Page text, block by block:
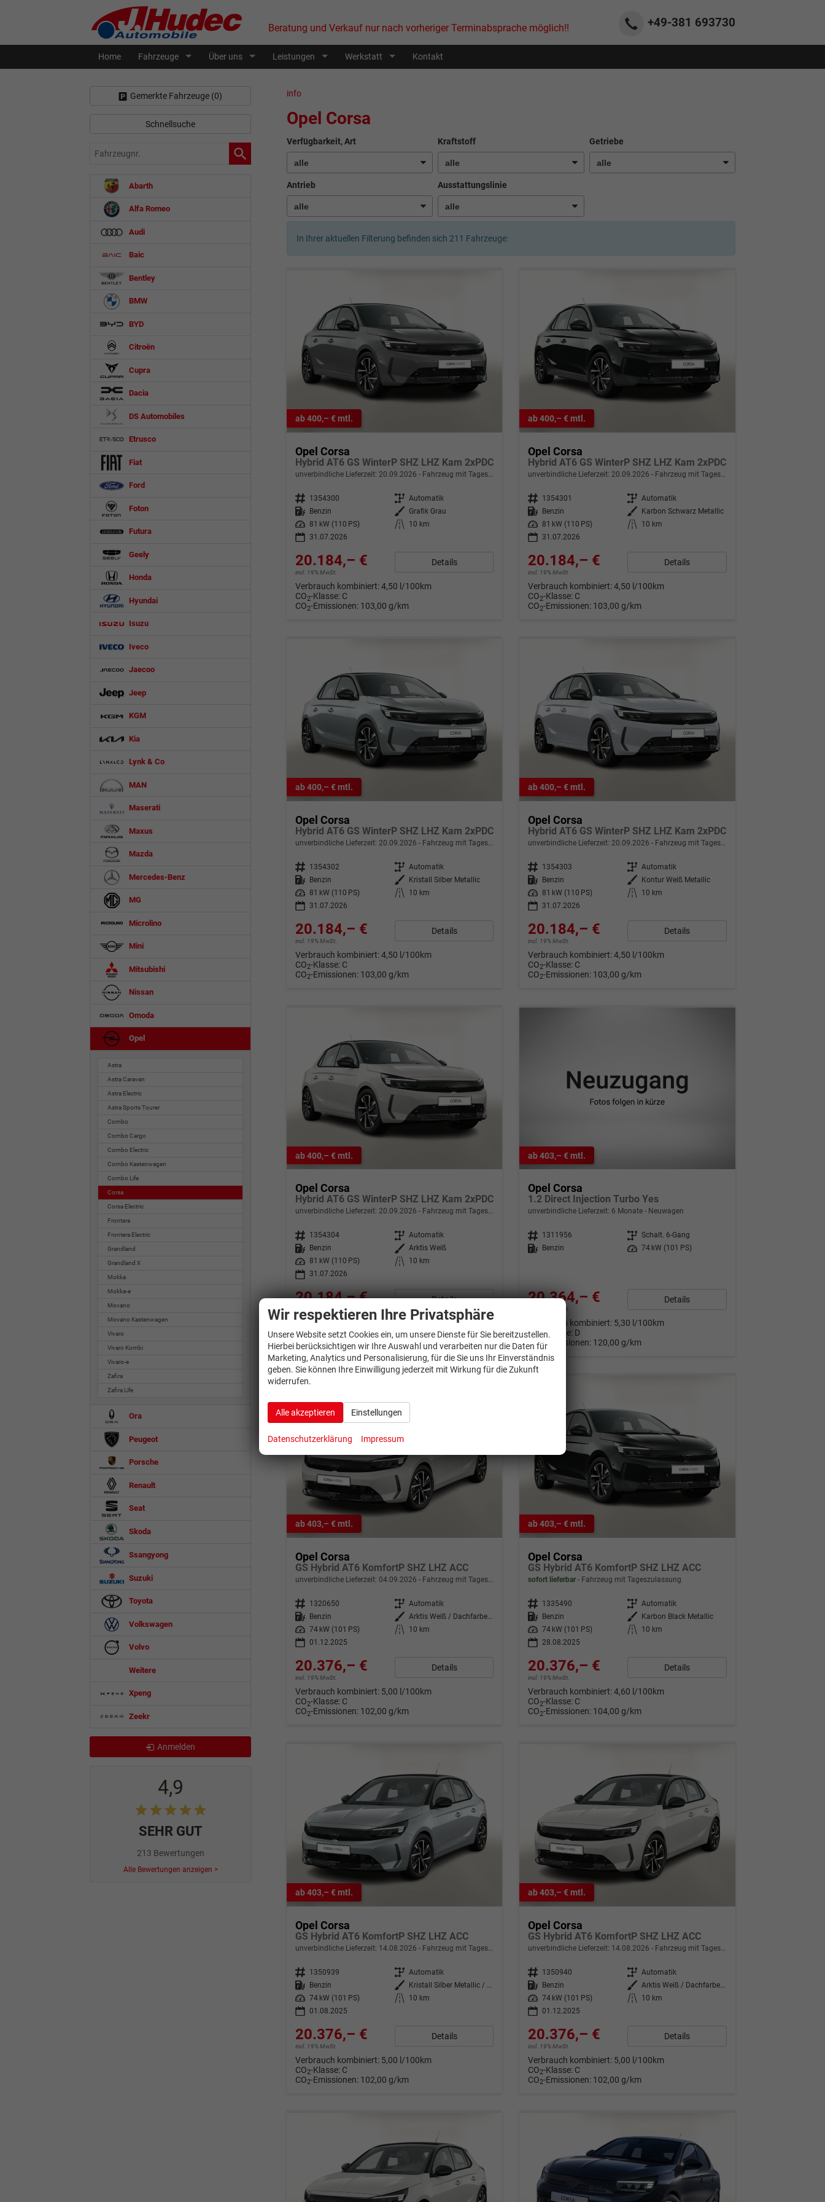
+49-381 693730
Beratung und Verkauf nur nach vorheriger Terminabsprache möglich!!
Home Fahrzeuge Über uns Leistungen Werkstatt Kontakt
info
Opel Corsa
Verfügbarkeit, Art Kraftstoff Getriebe
Antrieb Ausstattungslinie
In Ihrer aktuellen Filterung befinden sich 211 Fahrzeuge:
ab 400,– € mtl.
Opel Corsa
Hybrid AT6 GS WinterP SHZ LHZ Kam 2xPDC
unverbindliche Lieferzeit: 20.09.2026 Fahrzeug mit Tageszulassung
Fahrzeugnr. 1354300 Getriebe Automatik
Kraftstoff
Benzin Außenfarbe
Grafik Grau
Leistung
81 kW (110 PS) Kilometerstand
10 km
31.07.2026
20.184,– €
incl. 19% MwSt.
Details
Verbrauch kombiniert:4,50 l/100km
CO2-Klasse: C
CO2-Emissionen: 103,00 g/km
ab 400,– € mtl.
Opel Corsa
Hybrid AT6 GS WinterP SHZ LHZ Kam 2xPDC
unverbindliche Lieferzeit: 20.09.2026 Fahrzeug mit Tageszulassung
Fahrzeugnr. 1354301 Getriebe Automatik
Kraftstoff
Benzin Außenfarbe
Karbon Schwarz Metallic
Leistung
81 kW (110 PS) Kilometerstand
10 km
31.07.2026
20.184,– €
incl. 19% MwSt.
Details
Verbrauch kombiniert:4,50 l/100km
CO2-Klasse: C
CO2-Emissionen: 103,00 g/km
ab 400,– € mtl.
Opel Corsa
Hybrid AT6 GS WinterP SHZ LHZ Kam 2xPDC
unverbindliche Lieferzeit: 20.09.2026 Fahrzeug mit Tageszulassung
Fahrzeugnr. 1354302 Getriebe Automatik
Kraftstoff Benzin Außenfarbe
Kristall Silber Metallic
Leistung
81 kW (110 PS) Kilometerstand
10 km
31.07.2026
20.184,– €
incl. 19% MwSt.
Details
Verbrauch kombiniert:4,50 l/100km
CO2-Klasse: C
CO2-Emissionen: 103,00 g/km
ab 400,– € mtl.
Opel Corsa
Hybrid AT6 GS WinterP SHZ LHZ Kam 2xPDC
unverbindliche Lieferzeit: 20.09.2026 Fahrzeug mit Tageszulassung
Fahrzeugnr. 1354303 Getriebe Automatik
Kraftstoff Benzin Außenfarbe
Kontur Weiß Metallic
Leistung
81 kW (110 PS) Kilometerstand
10 km
31.07.2026
20.184,– €
incl. 19% MwSt.
Details
Verbrauch kombiniert:4,50 l/100km
CO2-Klasse: C
CO2-Emissionen: 103,00 g/km
ab 400,– € mtl.
Opel Corsa
Hybrid AT6 GS WinterP SHZ LHZ Kam 2xPDC
unverbindliche Lieferzeit: 20.09.2026 Fahrzeug mit Tageszulassung
Fahrzeugnr. 1354304 Getriebe Automatik
Kraftstoff
Benzin Außenfarbe Arktis Weiß
Leistung
81 kW (110 PS) Kilometerstand
10 km
31.07.2026
20.184,– €
incl. 19% MwSt.
Details
Verbrauch kombiniert: 4,50 l/100km
CO2-Klasse:C
CO2-Emissionen:103,00 g/km
ab 403,– € mtl.
Opel Corsa
1.2 Direct Injection Turbo Yes
unverbindliche Lieferzeit: 6 Monate Neuwagen
Fahrzeugnr. 1311956 Getriebe Schalt. 6-Gang
Kraftstoff
Benzin Leistung 74 kW (101 PS)
20.364,– €
incl. 19% MwSt.
Details
Verbrauch kombiniert: 5,30 l/100km
CO2-Klasse: D
CO2-Emissionen: 120,00 g/km
ab 403,– € mtl.
Opel Corsa
GS Hybrid AT6 KomfortP SHZ LHZ ACC
unverbindliche Lieferzeit: 04.09.2026 Fahrzeug mit Tageszulassung
Fahrzeugnr. 1320650 Getriebe Automatik
Kraftstoff
Benzin Außenfarbe
Arktis Weiß / Dachfarbe schwarz
Leistung
74 kW (101 PS) Kilometerstand
10 km
01.12.2025
20.376,– €
incl. 19% MwSt.
Details
Verbrauch kombiniert: 5,00 l/100km
CO2-Klasse: C
CO2-Emissionen: 102,00 g/km
ab 403,– € mtl.
Opel Corsa
GS Hybrid AT6 KomfortP SHZ LHZ ACC
sofort lieferbar Fahrzeug mit Tageszulassung
Fahrzeugnr. 1335490 Getriebe Automatik
Kraftstoff
Benzin Außenfarbe
Karbon Black Metallic
Leistung
74 kW (101 PS) Kilometerstand
10 km
28.08.2025
20.376,– €
incl. 19% MwSt.
Details
Verbrauch kombiniert:4,60 l/100km
CO2-Klasse: C
CO2-Emissionen: 104,00 g/km
ab 403,– € mtl.
Opel Corsa
GS Hybrid AT6 KomfortP SHZ LHZ ACC
unverbindliche Lieferzeit: 14.08.2026 Fahrzeug mit Tageszulassung
Fahrzeugnr. 1350939 Getriebe Automatik
Kraftstoff Benzin Außenfarbe
Leistung
74 kW (101 PS) Kilometerstand
10 km
01.08.2025
20.376,– €
incl. 19% MwSt.
Details
Verbrauch kombiniert: 5,00 l/100km
CO2-Klasse: C
CO2-Emissionen: 102,00 g/km
ab 403,– € mtl.
Opel Corsa
GS Hybrid AT6 KomfortP SHZ LHZ ACC
unverbindliche Lieferzeit: 14.08.2026 Fahrzeug mit Tageszulassung
Fahrzeugnr. 1350940 Getriebe Automatik
Kraftstoff Benzin Außenfarbe
Leistung
74 kW (101 PS) Kilometerstand
10 km
01.12.2025
20.376,– €
incl. 19% MwSt.
Details
Verbrauch kombiniert: 5,00 l/100km
CO2-Klasse: C
CO2-Emissionen: 102,00 g/km
Gemerkte Fahrzeuge (0)
Schnellsuche
Fahrzeugnr.
Abarth
Alfa Romeo
Audi
Baic
Bentley
BMW
BYD
Citroën
Cupra
Dacia
DS Automobiles
Etrusco
Fiat
Ford
Foton
Futura
Geely
Honda
Hyundai
Isuzu
Iveco
Jaecoo
Jeep
KGM
Kia
Lynk & Co
MAN
Maserati
Maxus
Mazda
Mercedes-Benz
MG
Microlino
Mini
Mitsubishi
Nissan
Omoda
Opel
Astra
Astra Caravan
Astra Electric
Astra Sports Tourer
Combo
Combo Cargo
Combo Electric
Combo Kastenwagen
Combo Life
Corsa
Corsa Electric
Frontera
Frontera Electric
Grandland
Grandland X
Mokka
Mokka-e
Movano
Movano Kastenwagen
Vivaro
Vivaro Kombi
Vivaro-e
Zafira
Zafira Life
Ora
Peugeot
Porsche
Renault
Seat
Skoda
Ssangyong
Suzuki
Toyota
Volkswagen
Volvo
Weitere
Xpeng
Zeekr
Anmelden
4,9
SEHR GUT
213 Bewertungen
Alle Bewertungen anzeigen >
Wir respektieren Ihre Privatsphäre
Unsere Website setzt Cookies ein, um unsere Dienste für Sie bereitzustellen.
Hierbei berücksichtigen wir Ihre Auswahl und verarbeiten nur die Daten für
Marketing, Analytics und Personalisierung, für die Sie uns Ihr Einverständnis
geben. Sie können Ihre Einwilligung jederzeit mit Wirkung für die Zukunft
widerrufen.
Alle akzeptieren Einstellungen
Datenschutzerklärung Impressum